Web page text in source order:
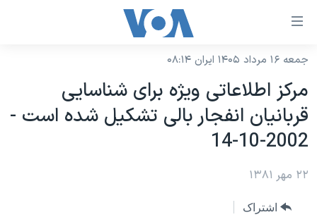
لینکهای
دسترسی
جهش
به
محتوای
اصلی
صفحه
نسخه سبک وب‌سایت
موضوع ها
آمریکا
جهان
برنامه های تلویزیونی
جدول برنامه ها
صفحه‌های ویژه
جمعه ۱۶ مرداد ۱۴۰۵ ایران ۰۸:۱۴
مرکز اطلاعاتی ويژه برای شناسايی
قربانيان انفجار بالی تشکيل شده است -
2002-10-14
۲۲ مهر ۱۳۸۱
اشتراک